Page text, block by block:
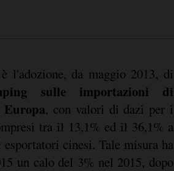
l'adozione, da maggio 2013, di
sulle importazioni di
, con valori di dazi per i
tra il 13,1% ed il 36,1% a
esportatori cinesi. Tale misura ha
un calo del 3% nel 2015, dopo